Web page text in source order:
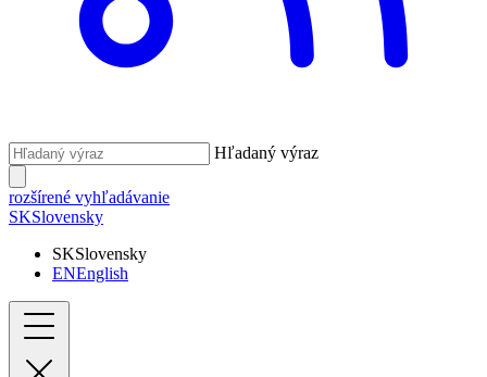
Hľadaný výraz
rozšírené vyhľadávanie
SKSlovensky
SKSlovensky
ENEnglish